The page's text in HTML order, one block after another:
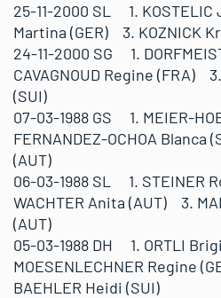
25-11-2000 SL 1. KOSTELIC
Martina (GER) 3. KOZNICK
24-11-2000 SG 1.
CAVAGNOUD Regine (FRA)
(SUI)
07-03-1988 GS 1. MEIER-
FERNANDEZ-OCHOA
(AUT)
06-03-1988 SL 1. STEINER
WACHTER Anita (AUT) 3.
(AUT)
05-03-1988 DH 1. ORTLI
MOESENLECHNER Regine
BAEHLER Heidi (SUI)